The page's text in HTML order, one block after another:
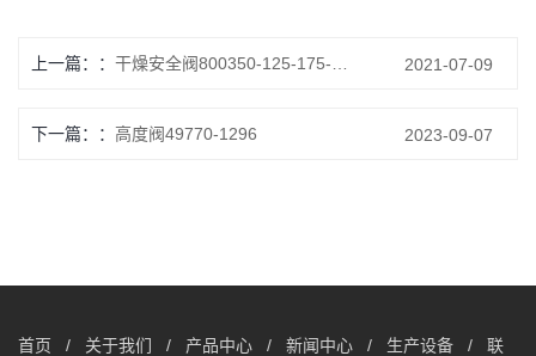
上一篇： 2021-07-09
下一篇： 高度阀49770-1296 2023-09-07
首页 / 关于我们 / 产品中心 / 新闻中心 / 生产设备 / 联